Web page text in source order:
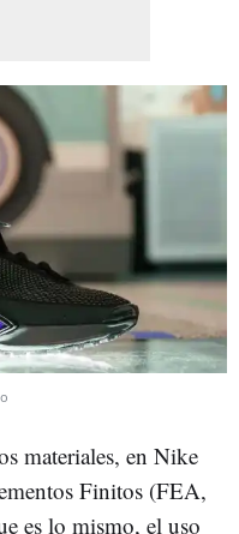
materiales, en Nike
Finitos (FEA,
es lo mismo, el uso